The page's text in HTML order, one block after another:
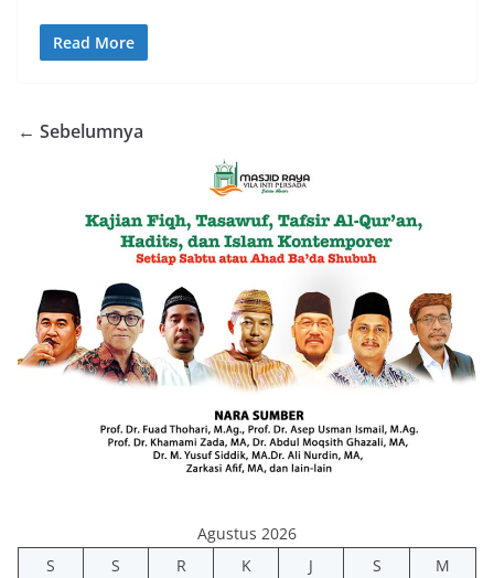
Read More
← Sebelumnya
Agustus 2026
S
S R K J S
M